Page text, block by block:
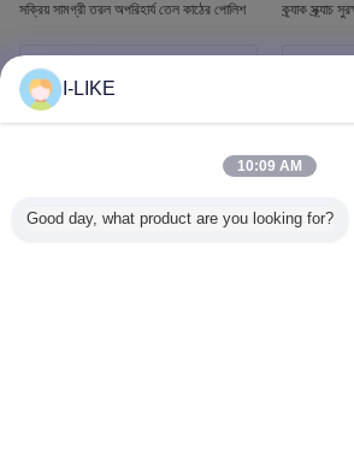
সক্রিয় সামগ্রী তরল অপরিহার্য তেল কাঠের পোলিশ
ক্র্যাক স্ক্র্যাচ
I-LIKE
10:09 AM
Good day, what product are you looking for?